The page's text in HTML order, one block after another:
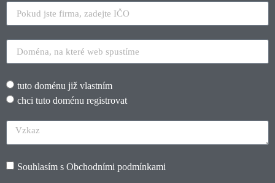
tuto doménu již vlastním
chci tuto doménu registrovat
Souhlasím s Obchodními podmínkami